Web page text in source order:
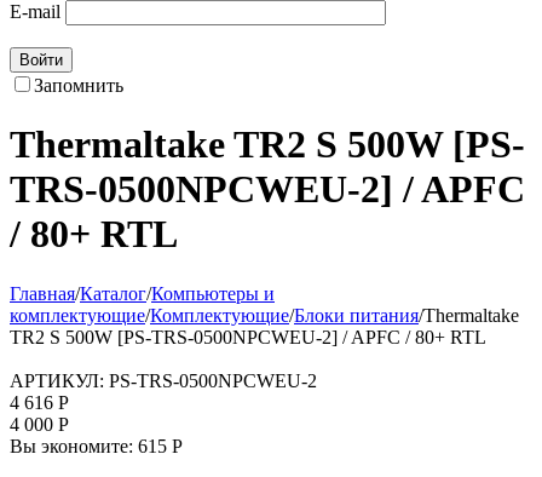
E-mail
Войти
Запомнить
Thermaltake TR2 S 500W [PS-
TRS-0500NPCWEU-2] / APFC
/ 80+ RTL
Главная/Каталог/Компьютеры и
комплектующие/Комплектующие/Блоки питания/Thermaltake
TR2 S 500W [PS-TRS-0500NPCWEU-2] / APFC / 80+ RTL
АРТИКУЛ: PS-TRS-0500NPCWEU-2
4 616 Р
4 000 Р
Вы экономите: 615 Р